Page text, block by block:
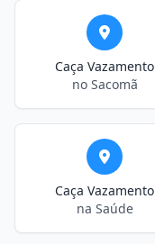
Caça Vazamento
no Sacomã
Caça Vazamento
na Saúde